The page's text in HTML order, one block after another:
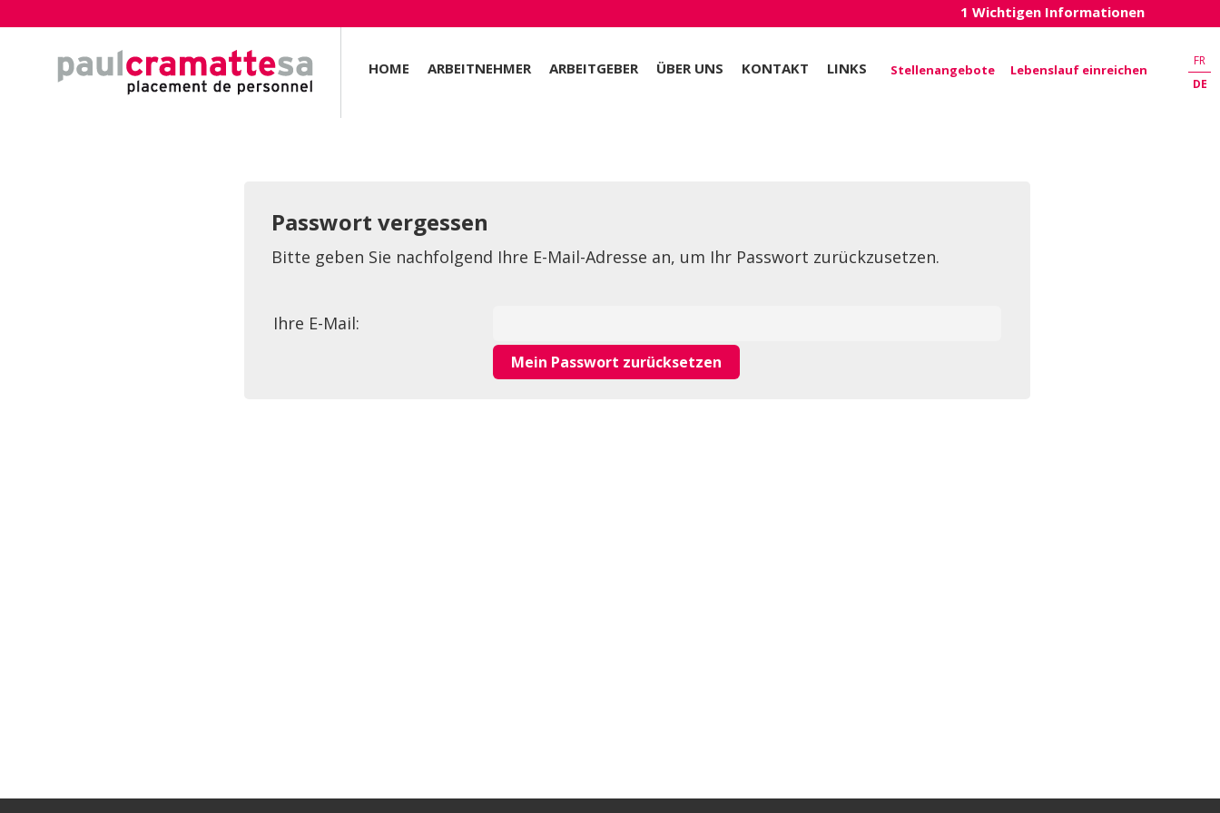
1 Wichtigen Informationen
HOME ARBEITNEHMER ARBEITGEBER ÜBER UNS KONTAKT LINKS Lebenslauf einreichen
Stellenangebote
FR
DE
Passwort vergessen
Bitte geben Sie nachfolgend Ihre E-Mail-Adresse an, um Ihr Passwort zurückzusetzen.
Ihre E-Mail: